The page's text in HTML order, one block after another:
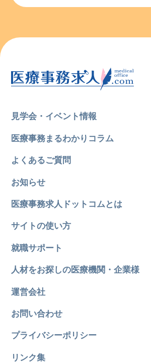
見学会・イベント情報
医療事務まるわかりコラム
よくあるご質問
お知らせ
医療事務求人ドットコムとは
サイトの使い方
就職サポート
人材をお探しの医療機関・企業様
運営会社
お問い合わせ
プライバシーポリシー
リンク集